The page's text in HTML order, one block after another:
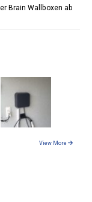
Brain Wallboxen ab
View More